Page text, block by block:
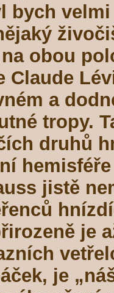
bych
obou
Claude
a
tropy.
druhů
jistě
je
je